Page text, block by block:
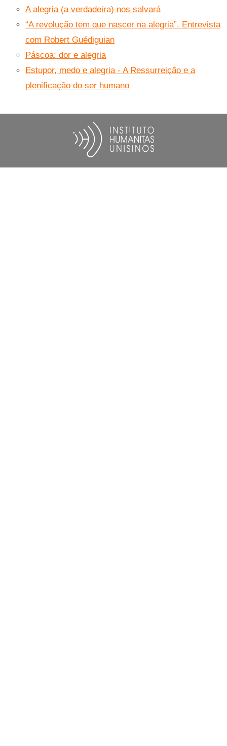
A alegria (a verdadeira) nos salvará
“A revolução tem que nascer na alegria”. Entrevista
com Robert Guédiguian
Páscoa: dor e alegria
Estupor, medo e alegria - A Ressurreição e a
plenificação do ser humano